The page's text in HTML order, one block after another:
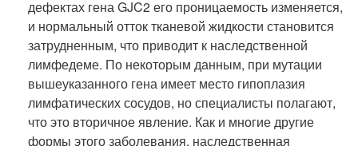
дефектах гена GJC2 его проницаемость изменяется,
и нормальный отток тканевой жидкости становится
затрудненным, что приводит к наследственной
лимфедеме. По некоторым данным, при мутации
вышеуказанного гена имеет место гипоплазия
лимфатических сосудов, но специалисты полагают,
что это вторичное явление. Как и многие другие
формы этого заболевания, наследственная